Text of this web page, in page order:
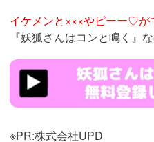
イケメンと×××やピーー♡が
『妖狐さんはコンと鳴く』な
https://konnaku.jp/lp/top/
※PR:株式会社UPD